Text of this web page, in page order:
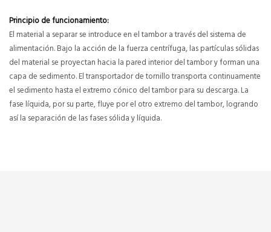
Principio de funcionamiento:
El material a separar se introduce en el tambor a través del sistema de
alimentación. Bajo la acción de la fuerza centrífuga, las partículas sólidas
del material se proyectan hacia la pared interior del tambor y forman una
capa de sedimento. El transportador de tornillo transporta continuamente
el sedimento hasta el extremo cónico del tambor para su descarga. La
fase líquida, por su parte, fluye por el otro extremo del tambor, logrando
así la separación de las fases sólida y líquida.